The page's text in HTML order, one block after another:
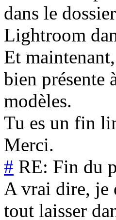
dans le
Lightroom
Et
bien présente
modèles.
Tu es un fin
Merci.
# RE: Fin du
A vrai dire, je
tout laisser